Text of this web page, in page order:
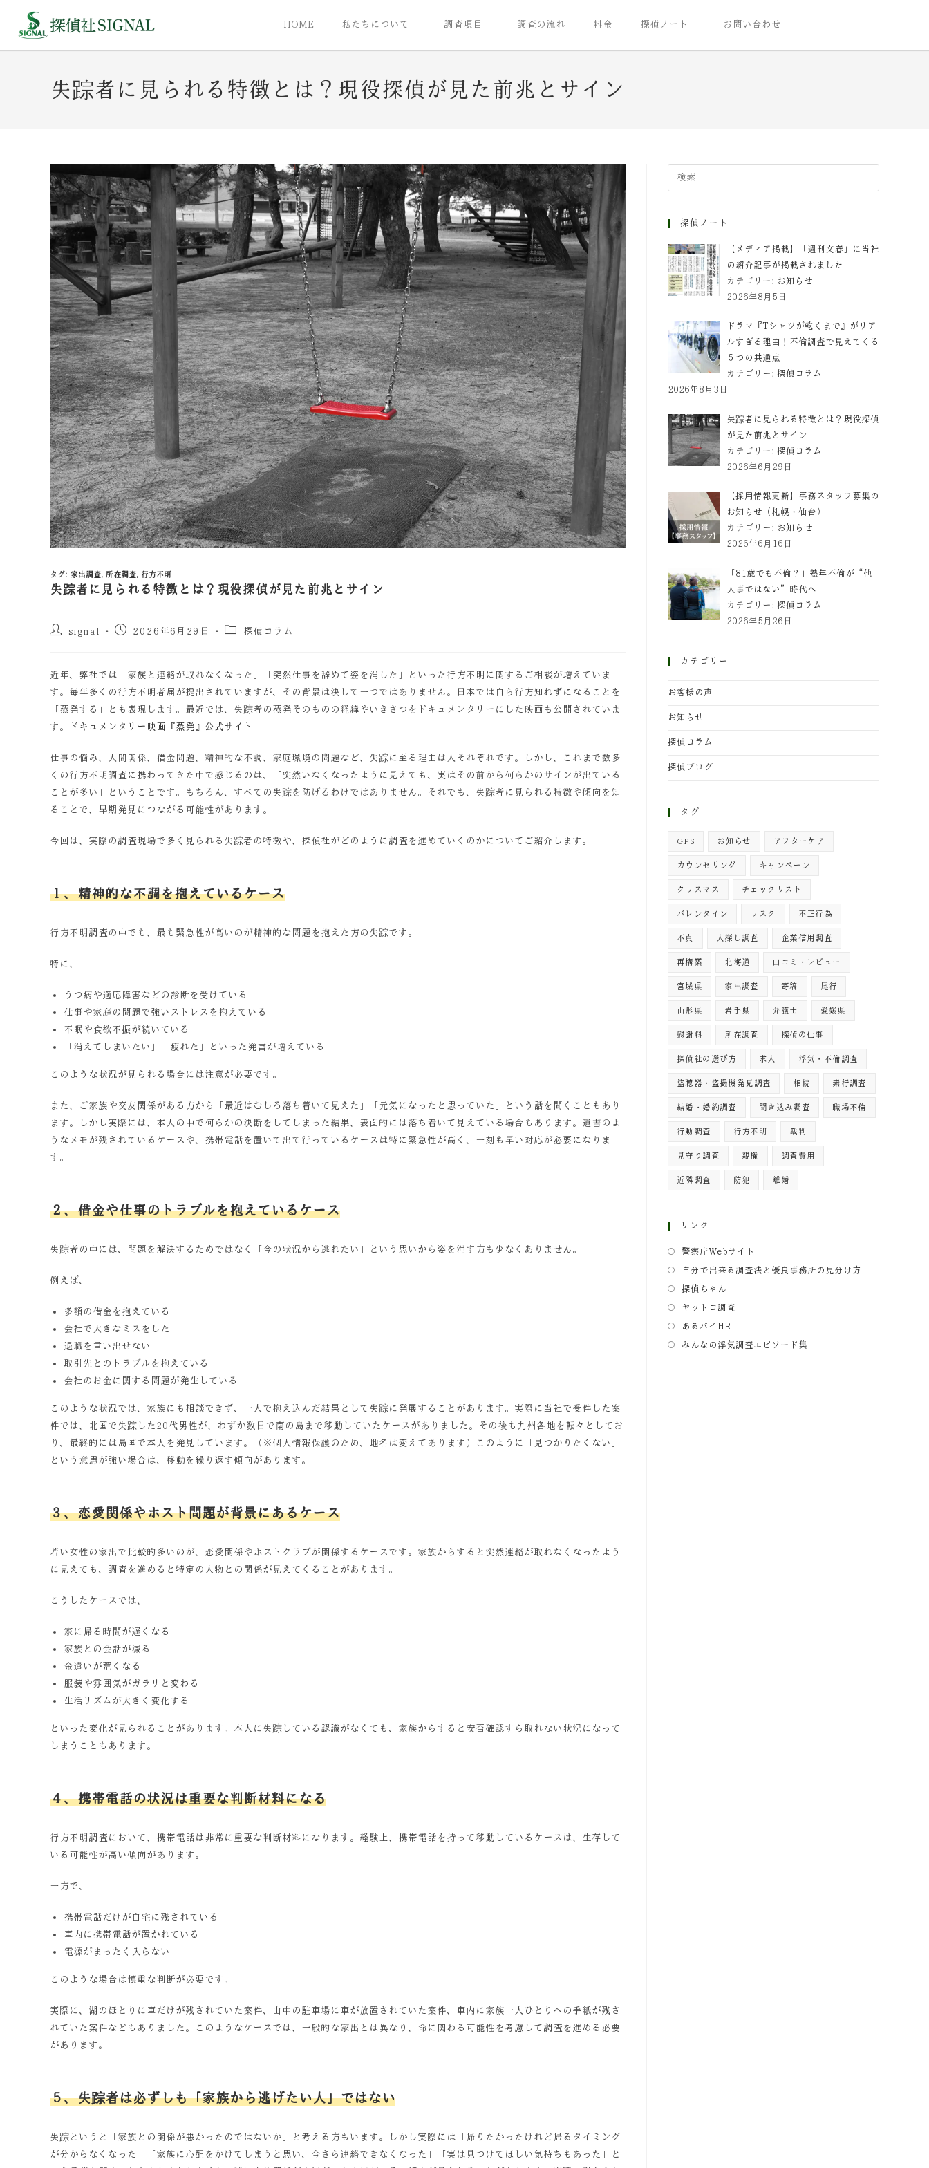
HOME 私たちについて 調査項目 調査の流れ 料金 探偵ノート お問い合わせ
失踪者に見られる特徴とは？現役探偵が見た前兆とサイン
タグ: 家出調査, 所在調査, 行方不明
失踪者に見られる特徴とは？現役探偵が見た前兆とサイン
signal 2026年6月29日 探偵コラム
近年、弊社では「家族と連絡が取れなくなった」「突然仕事を辞めて姿を消した」といった行方不明に関するご相談が増えていま
す。毎年多くの行方不明者届が提出されていますが、その背景は決して一つではありません。日本では自ら行方知れずになることを
「蒸発する」とも表現します。最近では、失踪者の蒸発そのものの経緯やいきさつをドキュメンタリーにした映画も公開されていま
す。
ドキュメンタリー映画『蒸発』公式サイト
仕事の悩み、人間関係、借金問題、精神的な不調、家庭環境の問題など、失踪に至る理由は人それぞれです。しかし、これまで数多
くの行方不明調査に携わってきた中で感じるのは、「突然いなくなったように見えても、実はその前から何らかのサインが出ている
ことが多い」ということです。もちろん、すべての失踪を防げるわけではありません。それでも、失踪者に見られる特徴や傾向を知
ることで、早期発見につながる可能性があります。
今回は、実際の調査現場で多く見られる失踪者の特徴や、探偵社がどのように調査を進めていくのかについてご紹介します。
１、精神的な不調を抱えているケース
行方不明調査の中でも、最も緊急性が高いのが精神的な問題を抱えた方の失踪です。
特に、
うつ病や適応障害などの診断を受けている
仕事や家庭の問題で強いストレスを抱えている
不眠や食欲不振が続いている
「消えてしまいたい」「疲れた」といった発言が増えている
このような状況が見られる場合には注意が必要です。
また、ご家族や交友関係がある方から「最近はむしろ落ち着いて見えた」「元気になったと思っていた」という話を聞くこともあり
ます。しかし実際には、本人の中で何らかの決断をしてしまった結果、表面的には落ち着いて見えている場合もあります。遺書のよ
うなメモが残されているケースや、携帯電話を置いて出て行っているケースは特に緊急性が高く、一刻も早い対応が必要になりま
す。
２、借金や仕事のトラブルを抱えているケース
失踪者の中には、問題を解決するためではなく「今の状況から逃れたい」という思いから姿を消す方も少なくありません。
例えば、
多額の借金を抱えている
会社で大きなミスをした
退職を言い出せない
取引先とのトラブルを抱えている
会社のお金に関する問題が発生している
このような状況では、家族にも相談できず、一人で抱え込んだ結果として失踪に発展することがあります。実際に当社で受件した案
件では、北国で失踪した20代男性が、わずか数日で南の島まで移動していたケースがありました。その後も九州各地を転々としてお
り、最終的には島国で本人を発見しています。（※個人情報保護のため、地名は変えてあります）このように「見つかりたくない」
という意思が強い場合は、移動を繰り返す傾向があります。
３、恋愛関係やホスト問題が背景にあるケース
若い女性の家出で比較的多いのが、恋愛関係やホストクラブが関係するケースです。家族からすると突然連絡が取れなくなったよう
に見えても、調査を進めると特定の人物との関係が見えてくることがあります。
こうしたケースでは、
家に帰る時間が遅くなる
家族との会話が減る
金遣いが荒くなる
服装や雰囲気がガラリと変わる
生活リズムが大きく変化する
といった変化が見られることがあります。本人に失踪している認識がなくても、家族からすると安否確認すら取れない状況になって
しまうこともあります。
４、携帯電話の状況は重要な判断材料になる
行方不明調査において、携帯電話は非常に重要な判断材料になります。経験上、携帯電話を持って移動しているケースは、生存して
いる可能性が高い傾向があります。
一方で、
携帯電話だけが自宅に残されている
車内に携帯電話が置かれている
電源がまったく入らない
このような場合は慎重な判断が必要です。
実際に、湖のほとりに車だけが残されていた案件、山中の駐車場に車が放置されていた案件、車内に家族一人ひとりへの手紙が残さ
れていた案件などもありました。このようなケースでは、一般的な家出とは異なり、命に関わる可能性を考慮して調査を進める必要
があります。
５、失踪者は必ずしも「家族から逃げたい人」ではない
失踪というと「家族との関係が悪かったのではないか」と考える方もいます。しかし実際には「帰りたかったけれど帰るタイミング
が分からなくなった」「家族に心配をかけてしまうと思い、今さら連絡できなくなった」「実は見つけてほしい気持ちもあった」と
探偵ノート
【メディア掲載】「週刊文春」に当社
の紹介記事が掲載されました
カテゴリー: お知らせ
2026年8月5日
ドラマ『Tシャツが乾くまで』がリア
ルすぎる理由！不倫調査で見えてくる
５つの共通点
カテゴリー: 探偵コラム
2026年8月3日
失踪者に見られる特徴とは？現役探偵
が見た前兆とサイン
カテゴリー: 探偵コラム
2026年6月29日
【採用情報更新】事務スタッフ募集の
お知らせ（札幌・仙台）
カテゴリー: お知らせ
2026年6月16日
「81歳でも不倫？」熟年不倫が“他
人事ではない”時代へ
カテゴリー: 探偵コラム
2026年5月26日
カテゴリー
お客様の声
お知らせ
探偵コラム
探偵ブログ
タグ
GPS お知らせ アフターケア
カウンセリング キャンペーン
クリスマス チェックリスト
バレンタイン リスク 不正行為
不貞 人探し調査 企業信用調査
再構築 北海道 口コミ・レビュー
宮城県 家出調査 寄稿 尾行
山形県 岩手県 弁護士 愛媛県
慰謝料 所在調査 探偵の仕事
探偵社の選び方 求人 浮気・不倫調査
盗聴器・盗撮機発見調査 相続 素行調査
結婚・婚約調査 聞き込み調査 職場不倫
行動調査 行方不明 裁判
見守り調査 親権 調査費用
近隣調査 防犯 離婚
リンク
警察庁Webサイト
自分で出来る調査法と優良事務所の見分け方
探偵ちゃん
ヤットコ調査
あるバイHR
みんなの浮気調査エピソード集